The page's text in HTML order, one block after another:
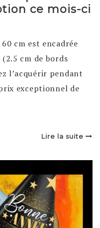
ce mois-ci
cm est encadrée
(2.5 cm de bords
l’acquérir pendant
exceptionnel de
Lire la suite